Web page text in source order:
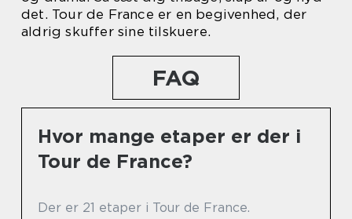
det. Tour de France er en begivenhed, der
aldrig skuffer sine tilskuere.
FAQ
Hvor mange etaper er der i
Tour de France?
Der er 21 etaper i Tour de France.